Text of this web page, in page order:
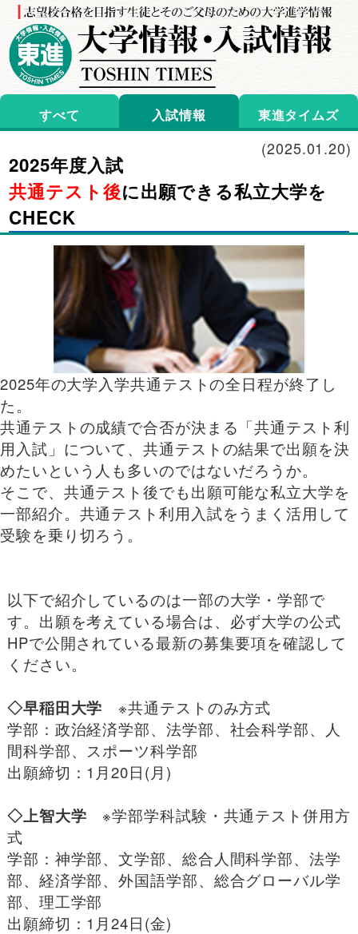
すべて 入試情報 東進タイムズ
2025年度入試
共通テスト後に出願できる私立大学を
CHECK
(2025.01.20)
2025年の大学入学共通テストの全日程が終了し
た。
共通テストの成績で合否が決まる「共通テスト利
用入試」について、共通テストの結果で出願を決
めたいという人も多いのではないだろうか。
そこで、共通テスト後でも出願可能な私立大学を
一部紹介。共通テスト利用入試をうまく活用して
受験を乗り切ろう。
以下で紹介しているのは一部の大学・学部で
す。出願を考えている場合は、必ず大学の公式
HPで公開されている最新の募集要項を確認して
ください。
◇早稲田大学 ※共通テストのみ方式
学部：政治経済学部、法学部、社会科学部、人
間科学部、スポーツ科学部
出願締切：1月20日(月)
◇上智大学 ※学部学科試験・共通テスト併用方
式
学部：神学部、文学部、総合人間科学部、法学
部、経済学部、外国語学部、総合グローバル学
部、理工学部
出願締切：1月24日(金)